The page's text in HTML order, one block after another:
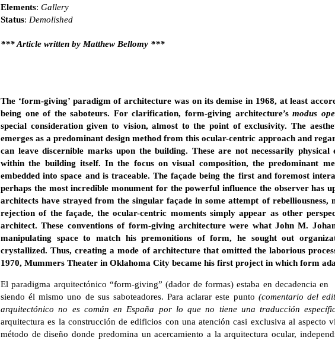
Elements: Gallery
Status: Demolished
*** Article written by Matthew Bellomy ***
The ‘form-giving’ paradigm of architecture was on its demise in 1968, at least
being one of the saboteurs. For clarification, form-giving architecture’smodus
special consideration given to vision, almost to the point of exclusivity. The
emerges as a predominant design method from this ocular-centric approach and
can leave discernible marks upon the building. These are not necessarily physical
within the building itself. In the focus on visual composition, the predominant
embedded into space and is traceable. The façade being the first and foremost
perhaps the most incredible monument for the powerful influence the observer has
architects have strayed from the singular façade in some attempt of rebelliousness,
rejection of the façade, the ocular-centric moments simply appear as other
architect. These conventions of form-giving architecture were what John M.
manipulating space to match his premonitions of form, he sought out
crystallized. Thus, creating a mode of architecture that omitted the laborious
1970, Mummers Theater in Oklahoma City became his first project in which form
El paradigma arquitectónico “form-giving” (dador de formas) estaba en decadencia
siendo él mismo uno de sus saboteadores. Para aclarar este punto (comentario del
arquitectónico no es común en España por lo que no tiene una traducción
arquitectura es la construcción de edificios con una atención casi exclusiva al aspecto
método de diseño donde predomina un acercamiento a la arquitectura ocular,